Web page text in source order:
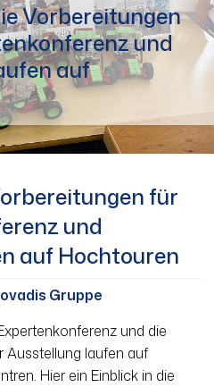
Vorberei­tungen
und
auf
für
und
auf Hochtouren
Gruppe
und die
Ausstellung laufen auf
Hier ein Einblick in die